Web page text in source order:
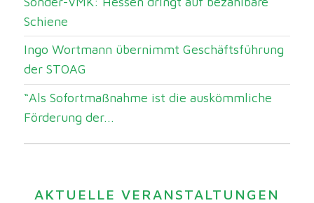
Schiene
Ingo Wortmann übernimmt Geschäftsführung
der STOAG
“Als Sofortmaßnahme ist die auskömmliche
Förderung der...
AKTUELLE VERANSTALTUNGEN